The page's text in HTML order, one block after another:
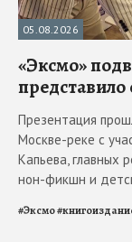
05.08.2026
«Эксмо»
Презентация
Москве-реке с
Капьева, главных
нон-фикшн и
#Эксмо#